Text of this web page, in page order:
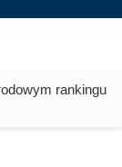
rankingu